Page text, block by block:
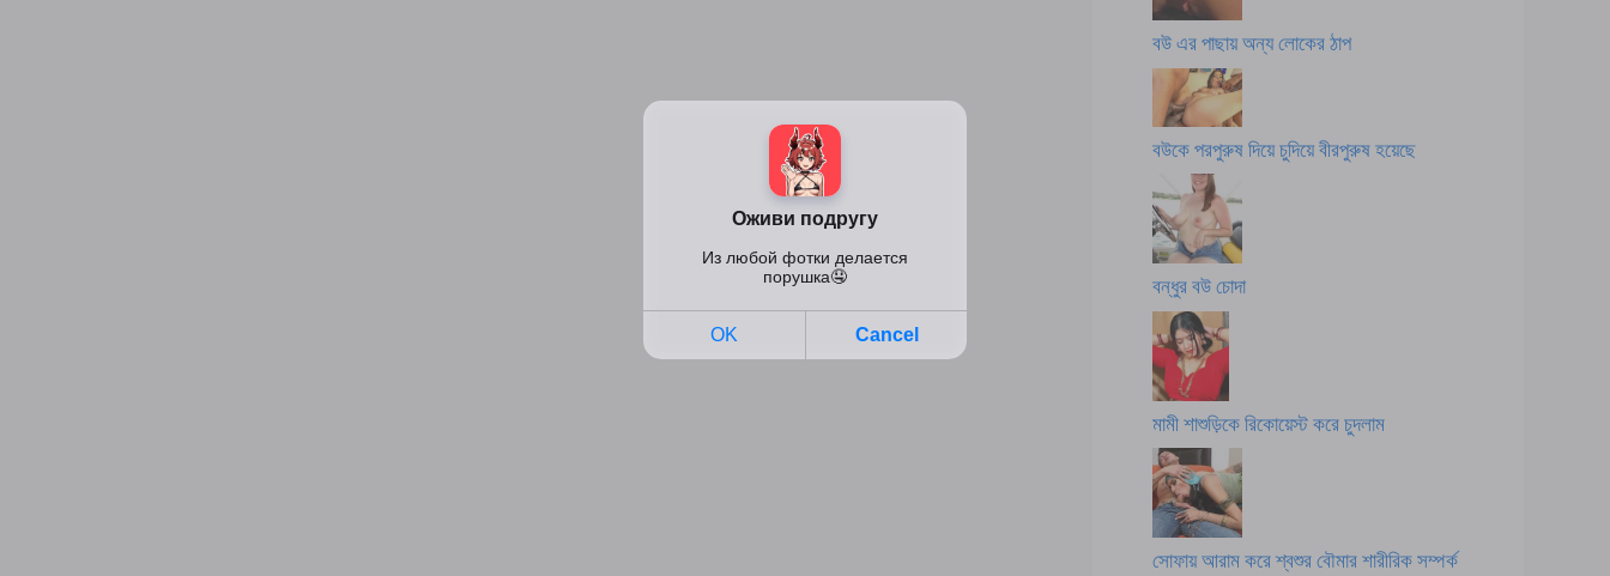
বউ এর পাছায় অন্য লোকের ঠাপ
বউকে পরপুরুষ দিয়ে চুদিয়ে বীরপুরুষ হয়েছে
বন্ধুর বউ চোদা
মামী শাশুড়িকে রিকোয়েস্ট করে চুদলাম
সোফায় আরাম করে শ্বশুর বৌমার শারীরিক সম্পর্ক